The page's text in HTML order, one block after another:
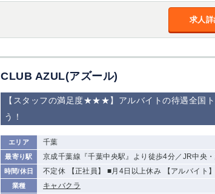
求人
CLUB AZUL(アズール)
【スタッフの満足度★★★】アルバイトの待遇全国
う！
エリア 千葉
最寄り駅 京成千葉線『千葉中央駅』より徒歩4分／JR中央
時間/休日 不定休 【正社員】 ■月4日以上休み 【アルバイト
業種 キャバクラ